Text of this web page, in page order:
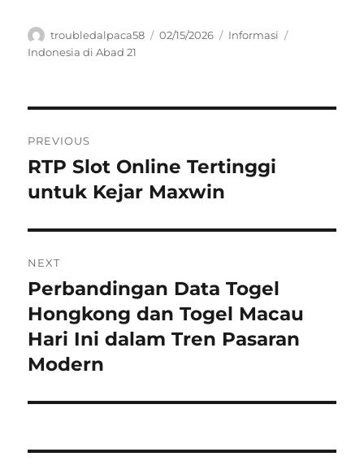
Author
troubledalpaca58
Posted
02/15/2026 Categories
Informasi
Indonesia di Abad 21
pos
PREVIOUS
Previous
post:
RTP Slot Online Tertinggi
untuk Kejar Maxwin
NEXT
Next
post:
Perbandingan Data Togel
Hongkong dan Togel Macau
Hari Ini dalam Tren Pasaran
Modern